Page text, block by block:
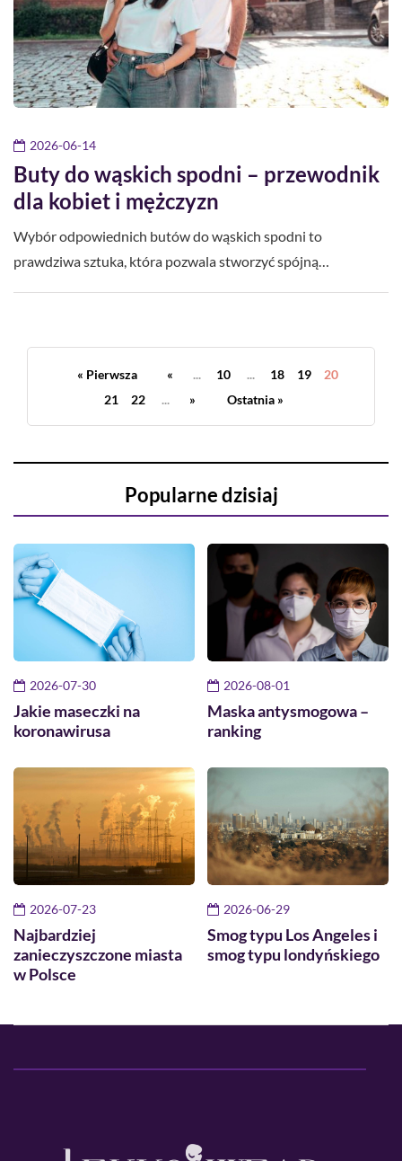
2026-06-14
Buty do wąskich spodni – przewodnik
dla kobiet i mężczyzn
Wybór odpowiednich butów do wąskich spodni to
prawdziwa sztuka, która pozwala stworzyć spójną…
« Pierwsza « ... 10 ... 18 19
20
21
22 ... » Ostatnia »
Popularne dzisiaj
2026-07-30
Jakie maseczki na
koronawirusa
2026-08-01
Maska antysmogowa –
ranking
2026-07-23
Najbardziej
zanieczyszczone miasta
w Polsce
2026-06-29
Smog typu Los Angeles i
smog typu londyńskiego